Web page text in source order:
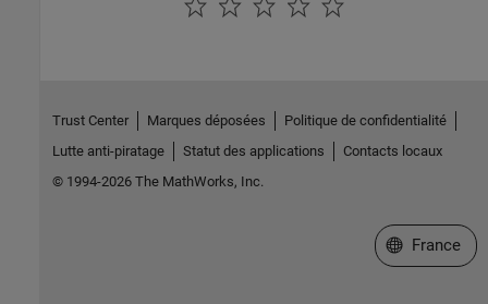
Trust Center Marques déposées
Politique de confidentialité
Lutte anti-piratage
Statut des applications
Contacts locaux
© 1994-2026 The MathWorks, Inc.
Sélectionner
France